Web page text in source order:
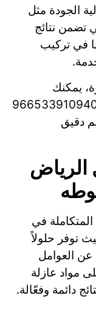
الجودة مثل
تضمن نتائج
في تركيب
يمكنك
مع منزل الدقة عبر الرقم: 966533910940
دقيق
في
توفر حلولاً
عن العوامل
مواد عازلة
دائمة وفعّالة.